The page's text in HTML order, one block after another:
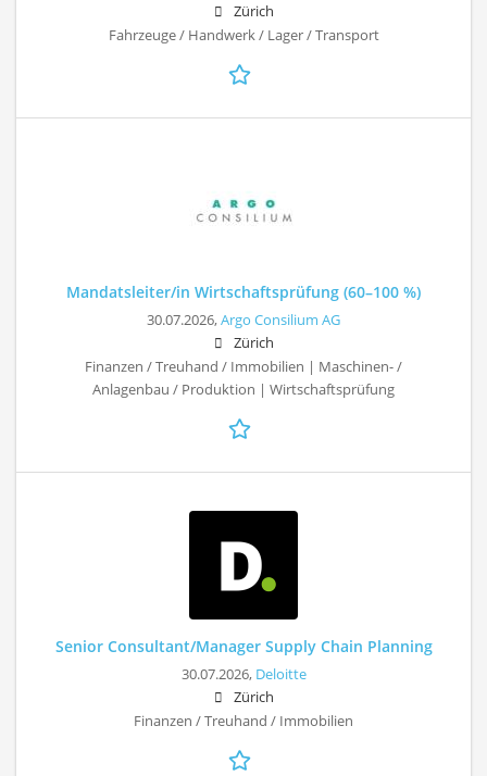
Zürich
Fahrzeuge / Handwerk / Lager / Transport
Mandatsleiter/in Wirtschaftsprüfung (60–100 %)
30.07.2026,Argo Consilium AG
Zürich
Finanzen / Treuhand / Immobilien | Maschinen- /
Anlagenbau / Produktion | Wirtschaftsprüfung
Senior Consultant/Manager Supply Chain Planning
30.07.2026, Deloitte
Zürich
Finanzen / Treuhand / Immobilien